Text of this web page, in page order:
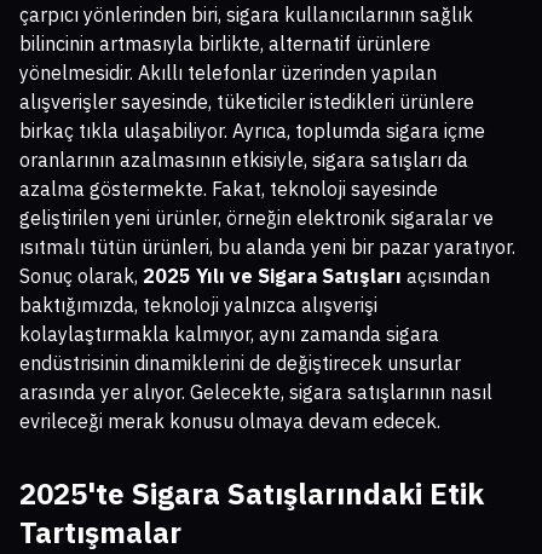
çarpıcı yönlerinden biri, sigara kullanıcılarının sağlık
bilincinin artmasıyla birlikte, alternatif ürünlere
yönelmesidir. Akıllı telefonlar üzerinden yapılan
alışverişler sayesinde, tüketiciler istedikleri ürünlere
birkaç tıkla ulaşabiliyor. Ayrıca, toplumda sigara içme
oranlarının azalmasının etkisiyle, sigara satışları da
azalma göstermekte. Fakat, teknoloji sayesinde
geliştirilen yeni ürünler, örneğin elektronik sigaralar ve
ısıtmalı tütün ürünleri, bu alanda yeni bir pazar yaratıyor.
Sonuç olarak, 2025 Yılı ve Sigara Satışları açısından
baktığımızda, teknoloji yalnızca alışverişi
kolaylaştırmakla kalmıyor, aynı zamanda sigara
endüstrisinin dinamiklerini de değiştirecek unsurlar
arasında yer alıyor. Gelecekte, sigara satışlarının nasıl
evrileceği merak konusu olmaya devam edecek.
2025'te Sigara Satışlarındaki Etik
Tartışmalar